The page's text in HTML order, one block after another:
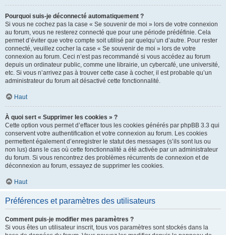
Pourquoi suis-je déconnecté automatiquement ?
Si vous ne cochez pas la case « Se souvenir de moi » lors de votre connexion
au forum, vous ne resterez connecté que pour une période prédéfinie. Cela
permet d’éviter que votre compte soit utilisé par quelqu’un d’autre. Pour rester
connecté, veuillez cocher la case « Se souvenir de moi » lors de votre
connexion au forum. Ceci n’est pas recommandé si vous accédez au forum
depuis un ordinateur public, comme une librairie, un cybercafé, une université,
etc. Si vous n’arrivez pas à trouver cette case à cocher, il est probable qu’un
administrateur du forum ait désactivé cette fonctionnalité.
Haut
À quoi sert « Supprimer les cookies » ?
Cette option vous permet d’effacer tous les cookies générés par phpBB 3.3 qui
conservent votre authentification et votre connexion au forum. Les cookies
permettent également d’enregistrer le statut des messages (s’ils sont lus ou
non lus) dans le cas où cette fonctionnalité a été activée par un administrateur
du forum. Si vous rencontrez des problèmes récurrents de connexion et de
déconnexion au forum, essayez de supprimer les cookies.
Haut
Préférences et paramètres des utilisateurs
Comment puis-je modifier mes paramètres ?
Si vous êtes un utilisateur inscrit, tous vos paramètres sont stockés dans la